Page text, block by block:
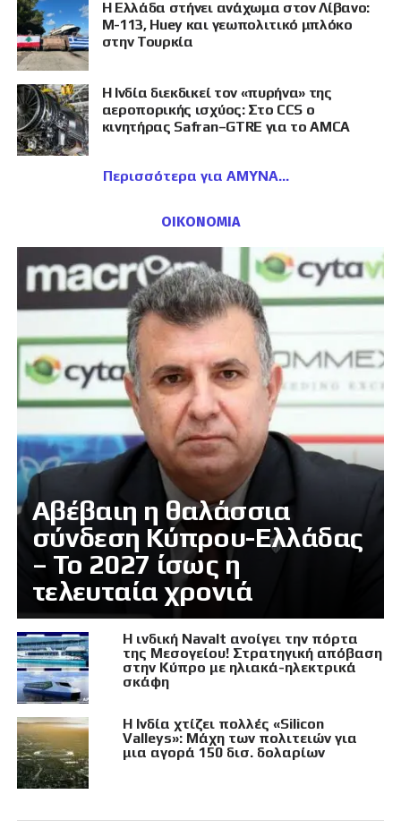
Η Ελλάδα στήνει ανάχωμα στον Λίβανο:
M-113, Huey και γεωπολιτικό μπλόκο
στην Τουρκία
Η Ινδία διεκδικεί τον «πυρήνα» της
αεροπορικής ισχύος: Στο CCS ο
κινητήρας Safran–GTRE για το AMCA
Περισσότερα για ΑΜΥΝΑ
ΟΙΚΟΝΟΜΙΑ
Αβέβαιη η θαλάσσια
σύνδεση Κύπρου-Ελλάδας
– Το 2027 ίσως η
τελευταία χρονιά
Η ινδική Navalt ανοίγει την πόρτα
της Μεσογείου! Στρατηγική απόβαση
στην Κύπρο με ηλιακά-ηλεκτρικά
σκάφη
Η Ινδία χτίζει πολλές «Silicon
Valleys»: Μάχη των πολιτειών για
μια αγορά 150 δισ. δολαρίων